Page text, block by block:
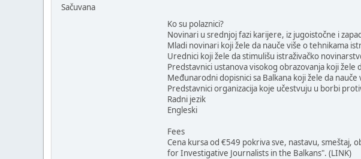
Sačuvana
Ko su polaznici?
Novinari u srednjoj fazi karijere, iz jugoistočne i
Mladi novinari koji žele da nauče više o tehnikama
Urednici koji žele da stimulišu istraživačko
Predstavnici ustanova visokog obrazovanja koji
Međunarodni dopisnici sa Balkana koji žele da
Predstavnici organizacija koje učestvuju u borbi
Radni jezik
Engleski
Fees
Cena kursa od €549 pokriva sve, nastavu, smeštaj,
for Investigative Journalists in the Balkans". (LINK)